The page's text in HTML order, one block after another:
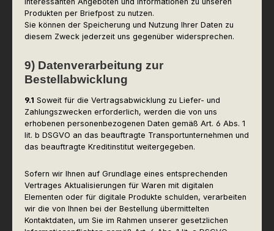
Produkten per Briefpost zu nutzen.
Sie können der Speicherung und Nutzung Ihrer Daten zu
diesem Zweck jederzeit uns gegenüber widersprechen.
9) Datenverarbeitung zur
Bestellabwicklung
9.1 Soweit für die Vertragsabwicklung zu Liefer- und
Zahlungszwecken erforderlich, werden die von uns
erhobenen personenbezogenen Daten gemäß Art. 6 Abs. 1
lit. b DSGVO an das beauftragte Transportunternehmen und
das beauftragte Kreditinstitut weitergegeben.
Sofern wir Ihnen auf Grundlage eines entsprechenden
Vertrages Aktualisierungen für Waren mit digitalen
Elementen oder für digitale Produkte schulden, verarbeiten
wir die von Ihnen bei der Bestellung übermittelten
Kontaktdaten, um Sie im Rahmen unserer gesetzlichen